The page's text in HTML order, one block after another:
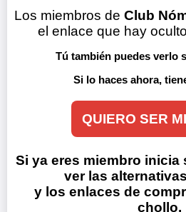
Los miembros de Club
el enlace que hay
Tú también puedes verlo
Si lo haces ahora,
QUIERO SER
Si ya eres miembro inicia
ver las
y los enlaces de
chollo.